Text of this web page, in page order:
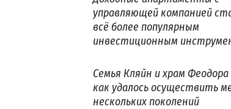
управляющей компанией
всё более популярным
инвестиционным
Семья Кляйн и храм Феодора
как удалось осуществить
нескольких поколений